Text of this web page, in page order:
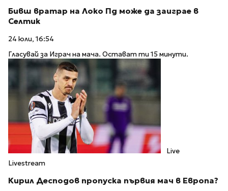
Бивш вратар на Локо Пд може да заиграе в
Селтик
24 юли, 16:54
Гласувай за Играч на мача. Остават ти 15 минути.
Live
Livestream
Кирил Десподов пропуска първия мач в Европа?